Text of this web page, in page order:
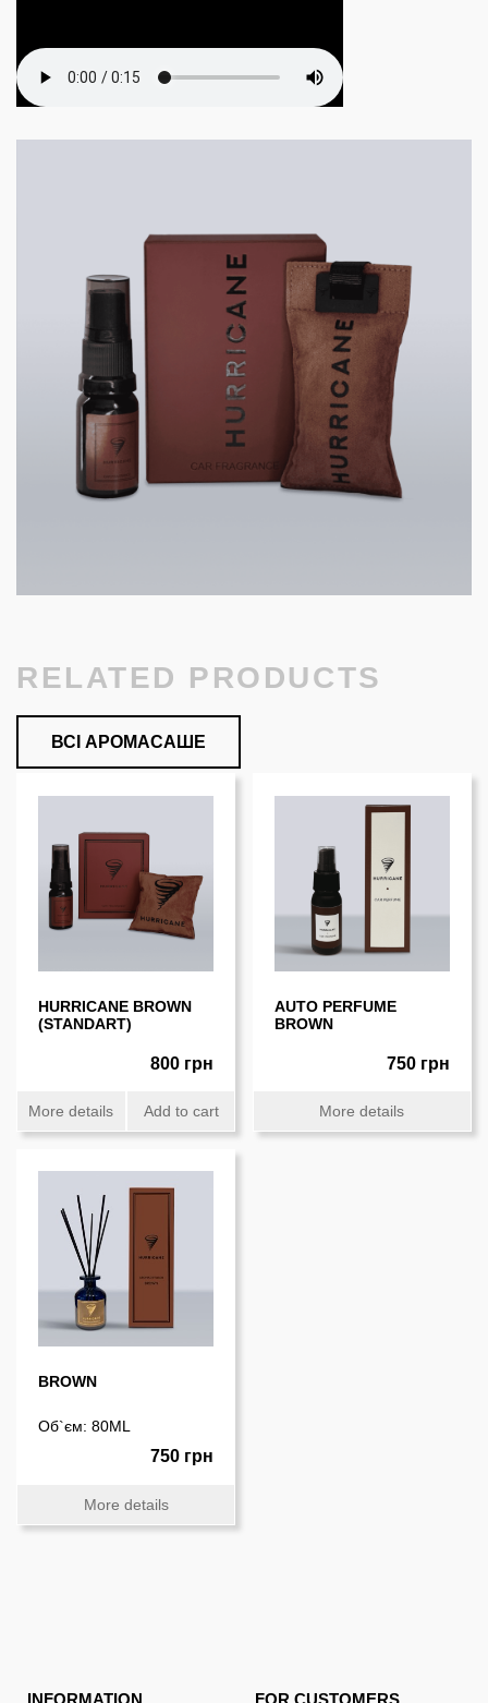
RELATED PRODUCTS
ВСІ АРОМАСАШЕ
HURRICANE BROWN
(STANDART)
800 грн
More details Add to cart
AUTO PERFUME
BROWN
750 грн
More details
BROWN
Об`єм: 80ML
750 грн
More details
INFORMATION FOR CUSTOMERS